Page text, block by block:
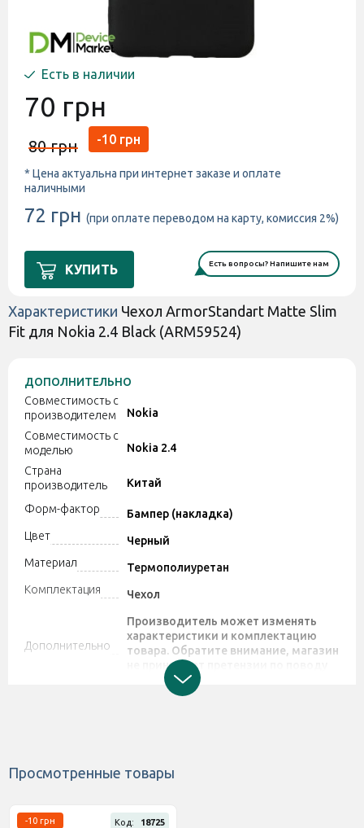
Есть в наличии
70 грн
80 грн -10 грн
* Цена актуальна при интернет заказе и оплате
наличными
72 грн (при оплате переводом на карту, комиссия 2%)
КУПИТЬ Есть вопросы? Напишите нам
Характеристики Чехол ArmorStandart Matte Slim
Fit для Nokia 2.4 Black (ARM59524)
ДОПОЛНИТЕЛЬНО
Совместимость с
производителем
Nokia
Совместимость с
моделью
Nokia 2.4
Страна
производитель
Китай
Форм-фактор
Бампер (накладка)
Цвет
Черный
Материал
Термополиуретан
Комплектация
Чехол
Дополнительно
Производитель может изменять
характеристики и комплектацию
товара. Обратите внимание, магазин
не принимает претензии по поводу
этих изменений.
Просмотренные товары
Код: 18725
-10 грн